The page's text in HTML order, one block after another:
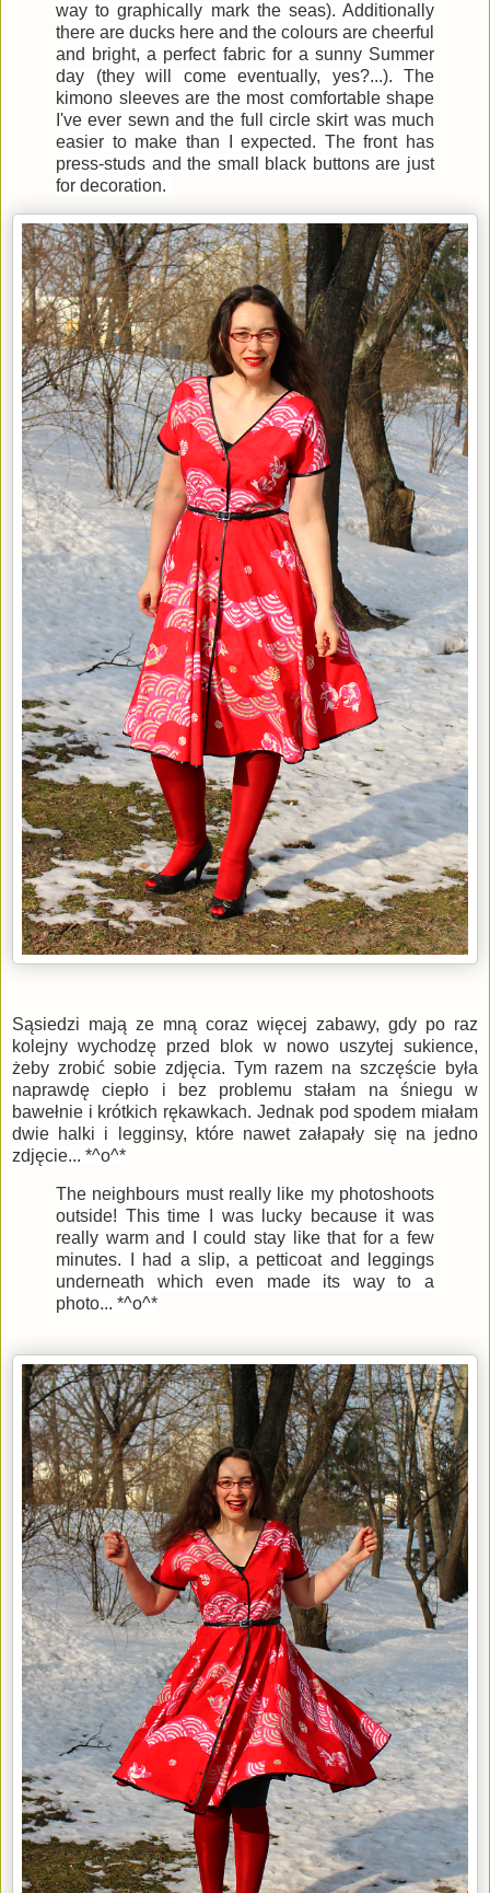
way to graphically mark the seas). Additionally
there are ducks here and the colours are cheerful
and bright, a perfect fabric for a sunny Summer
day (they will come eventually, yes?...). The
kimono sleeves are the most comfortable shape
I've ever sewn and the full circle skirt was much
easier to make than I expected. The front has
press-studs and the small black buttons are just
for decoration.
Sąsiedzi mają ze mną coraz więcej zabawy, gdy po raz
kolejny wychodzę przed blok w nowo uszytej sukience,
żeby zrobić sobie zdjęcia. Tym razem na szczęście była
naprawdę ciepło i bez problemu stałam na śniegu w
bawełnie i krótkich rękawkach. Jednak pod spodem miałam
dwie halki i legginsy, które nawet załapały się na jedno
zdjęcie... *^o^*
The neighbours must really like my photoshoots
outside! This time I was lucky because it was
really warm and I could stay like that for a few
minutes. I had a slip, a petticoat and leggings
underneath which even made its way to a
photo... *^o^*